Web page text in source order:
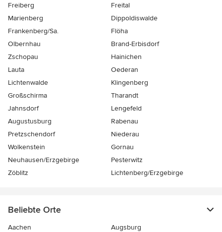
Freiberg
Freital
Marienberg
Dippoldiswalde
Frankenberg/Sa.
Flöha
Olbernhau
Brand-Erbisdorf
Zschopau
Hainichen
Lauta
Oederan
Lichtenwalde
Klingenberg
Großschirma
Tharandt
Jahnsdorf
Lengefeld
Augustusburg
Rabenau
Pretzschendorf
Niederau
Wolkenstein
Gornau
Neuhausen/Erzgebirge
Pesterwitz
Zöblitz
Lichtenberg/Erzgebirge
Beliebte Orte
Aachen
Augsburg